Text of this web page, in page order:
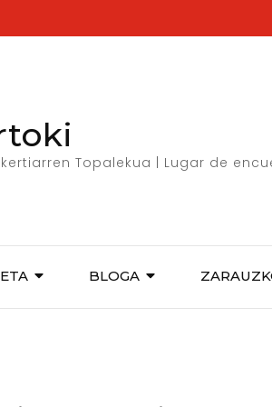
Topalekua | Lugar de
BLOGA